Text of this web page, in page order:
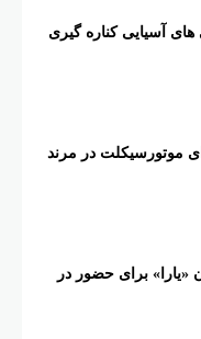
آسیایی کناره گیری
موتورسیکلت در مرند
«یارا» برای حضور در